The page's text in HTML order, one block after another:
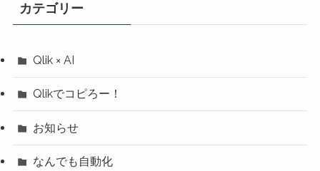
カテゴリー
Qlik × AI
Qlikでコピろー！
お知らせ
なんでも自動化